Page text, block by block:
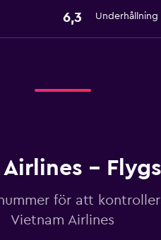
6,3 Underhållning
-
för att
Vietnam Airlines